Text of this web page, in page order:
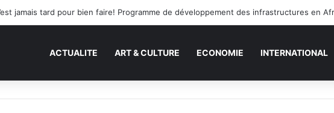
jamais tard pour bien faire! Programme de développement des infrastructures en
ACTUALITE ART & CULTURE ECONOMIE INTERNATIONAL